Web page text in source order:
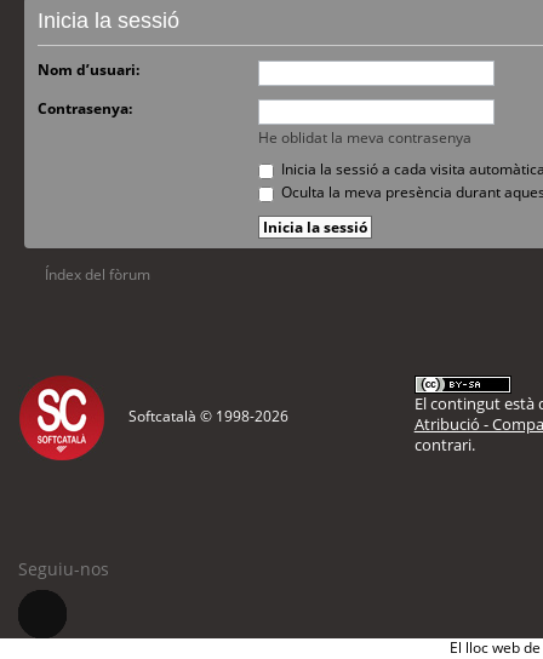
Inicia la sessió
Nom d’usuari:
Contrasenya:
He oblidat la meva contrasenya
Inicia la sessió a cada visita
Oculta la meva presència durant
Índex del fòrum
Softcatalà © 1998-2026
El contingut està
Atribució -
contrari.
Seguiu-nos
El lloc web